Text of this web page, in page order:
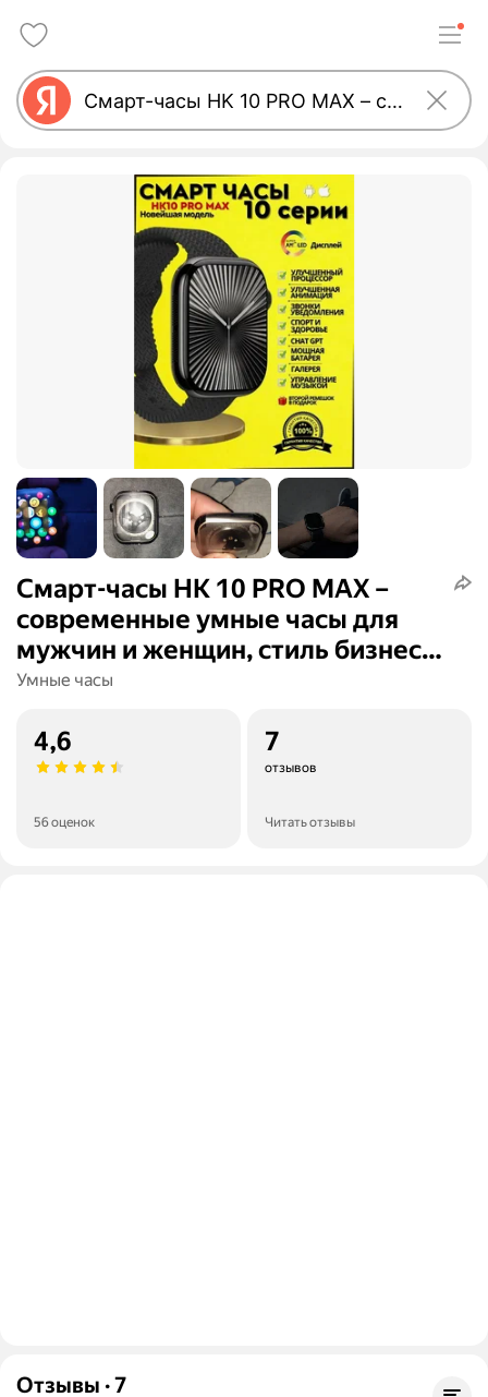
Смарт-часы HK 10 PRO MAX –
современные умные часы для
мужчин и женщин, стиль бизнес и
спорт
Умные часы
4,6
56 оценок
7
отзывов
Читать отзывы
Отзывы ·7